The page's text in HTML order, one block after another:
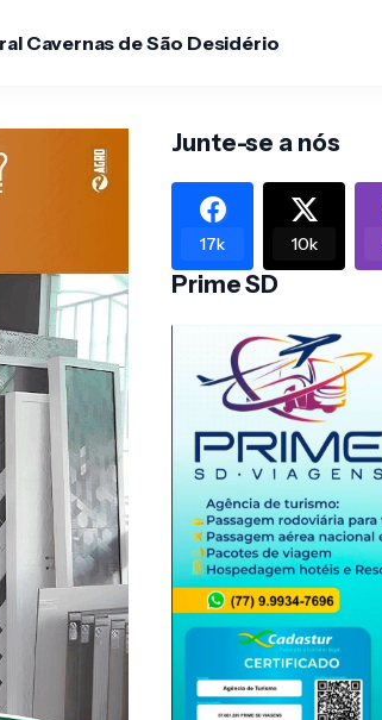
Cavernas de São Desidério
Junte-se a nós
17k 10k
Prime SD